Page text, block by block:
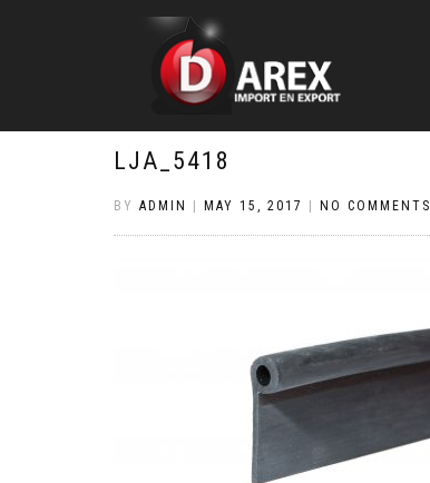
LJA_5418
BY ADMIN MAY 15, 2017 NO COMMENTS